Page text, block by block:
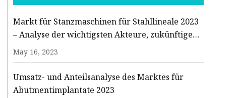
Markt für Stanzmaschinen für Stahllineale 2023
– Analyse der wichtigsten Akteure, zukünftige
Trends und Prognose 2029
May 16, 2023
Umsatz- und Anteilsanalyse des Marktes für
Abutmentimplantate 2023